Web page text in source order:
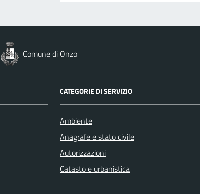
Comune di Onzo
CATEGORIE DI SERVIZIO
Ambiente
Anagrafe e stato civile
Autorizzazioni
Catasto e urbanistica